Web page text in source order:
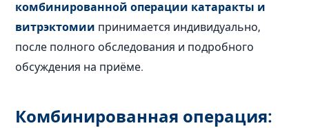
комбинированной операции катаракты и
витрэктомии принимается индивидуально,
после полного обследования и подробного
обсуждения на приёме.
Комбинированная операция: